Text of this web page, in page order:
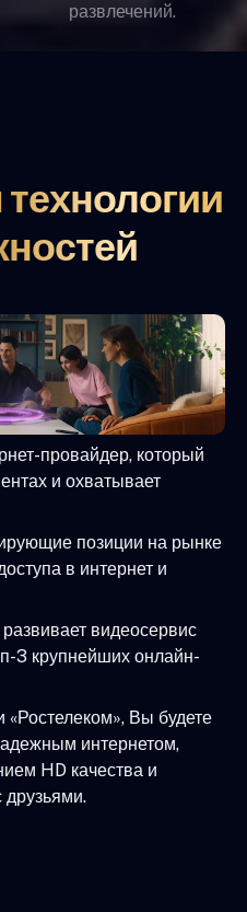
развлечений.
провайдер, который
и охватывает
позиции на рынке
в интернет и
видеосервис
3 крупнейших онлайн-
«Ростелеком», Вы будете
интернетом,
HD качества и